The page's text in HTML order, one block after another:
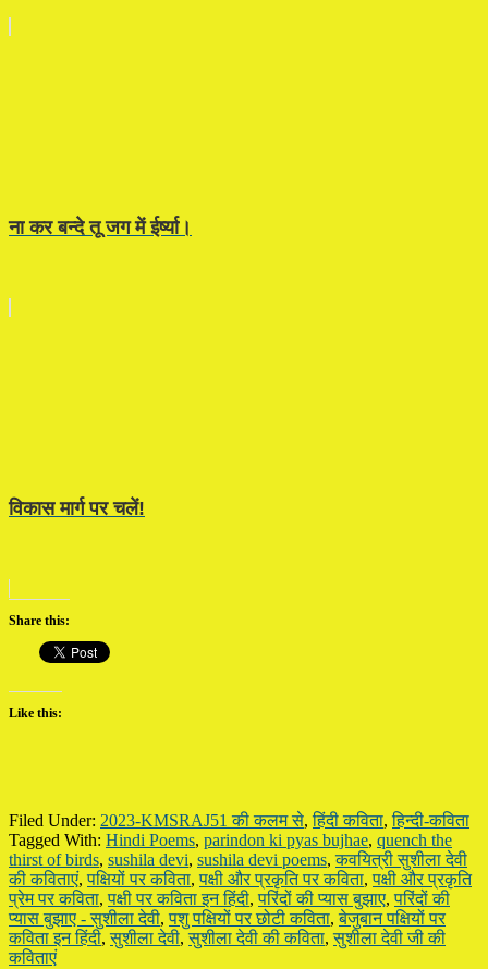
ना कर बन्दे तू जग में ईर्ष्या।
विकास मार्ग पर चलें!
Share this:
Like this:
Filed Under: 2023-KMSRAJ51 की कलम से,हिंदी कविता,हिन्दी-कविता
Tagged With: Hindi Poems, parindon ki pyas bujhae, quench the
thirst of birds, sushila devi, sushila devi poems,कवयित्री सुशीला देवी
की कविताएं,पक्षियों पर कविता,पक्षी और प्रकृति पर कविता,पक्षी और प्रकृति
प्रेम पर कविता,पक्षी पर कविता इन हिंदी,परिंदों की प्यास बुझाए,परिंदों की
प्यास बुझाए - सुशीला देवी,पशु पक्षियों पर छोटी कविता,बेजुबान पक्षियों पर
कविता इन हिंदी,सुशीला देवी,सुशीला देवी की कविता,सुशीला देवी जी की
कविताएं